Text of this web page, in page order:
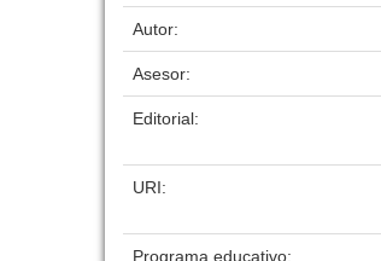
Autor:
Asesor:
Editorial:
URI:
Programa educativo: